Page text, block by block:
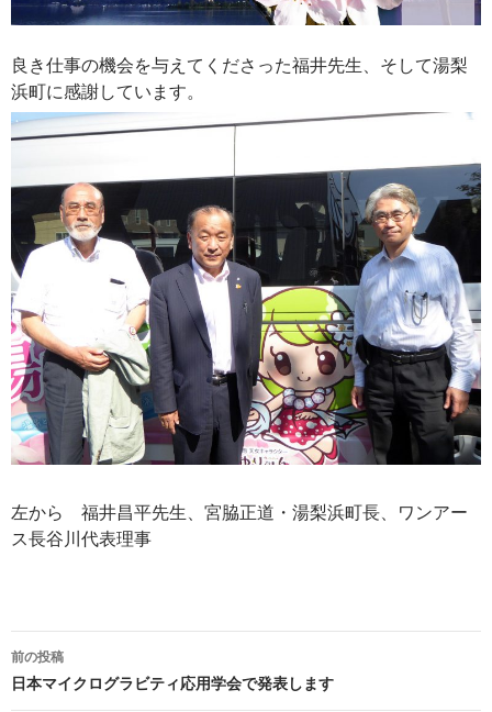
良き仕事の機会を与えてくださった福井先生、そして湯梨
浜町に感謝しています。
左から 福井昌平先生、宮脇正道・湯梨浜町長、ワンアー
ス長谷川代表理事
投
稿
前の投稿
日本マイクログラビティ応用学会で発表します